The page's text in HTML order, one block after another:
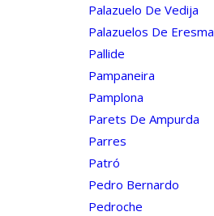
Palazuelo De Vedija
Palazuelos De Eresma
Pallide
Pampaneira
Pamplona
Parets De Ampurda
Parres
Patró
Pedro Bernardo
Pedroche